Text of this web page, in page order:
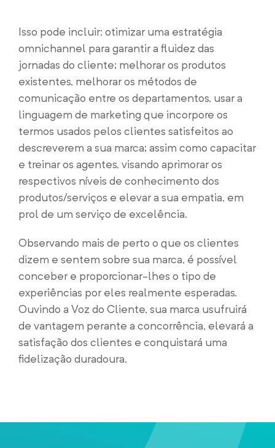
Isso pode incluir: otimizar uma estratégia
omnichannel para garantir a fluidez das
jornadas do cliente; melhorar os produtos
existentes, melhorar os métodos de
comunicação entre os departamentos, usar a
linguagem de marketing que incorpore os
termos usados pelos clientes satisfeitos ao
descreverem a sua marca; assim como capacitar
e treinar os agentes, visando aprimorar os
respectivos níveis de conhecimento dos
produtos/serviços e elevar a sua empatia, em
prol de um serviço de excelência.
Observando mais de perto o que os clientes
dizem e sentem sobre sua marca, é possível
conceber e proporcionar-lhes o tipo de
experiências por eles realmente esperadas.
Ouvindo a Voz do Cliente, sua marca usufruirá
de vantagem perante a concorrência, elevará a
satisfação dos clientes e conquistará uma
fidelização duradoura.